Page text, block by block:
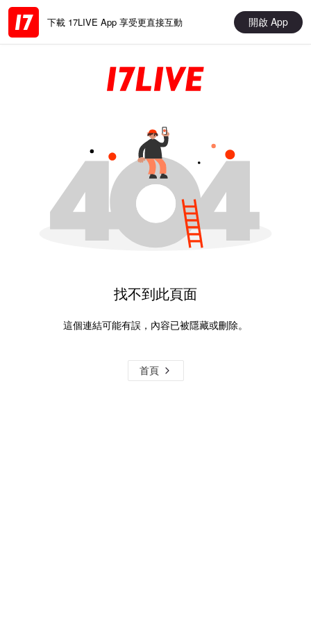
下載 17LIVE App 享受更直接互動 開啟 App
找不到此頁面
這個連結可能有誤，內容已被隱藏或刪除。
首頁